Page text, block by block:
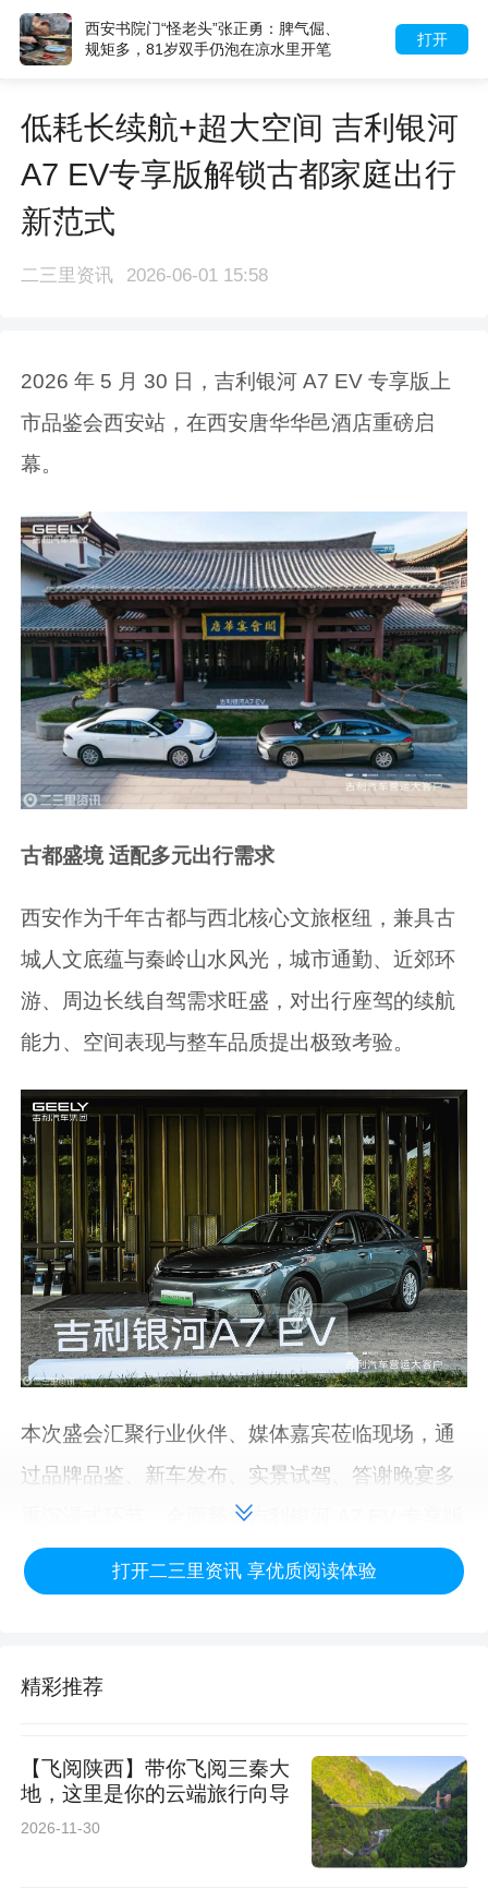
打开
西安书院门“怪老头”张正勇：脾气倔、
规矩多，81岁双手仍泡在凉水里开笔
低耗长续航+超大空间 吉利银河
A7 EV专享版解锁古都家庭出行
新范式
二三里资讯 2026-06-01 15:58
2026 年 5 月 30 日，吉利银河 A7 EV 专享版上
市品鉴会西安站，在西安唐华华邑酒店重磅启
幕。
古都盛境 适配多元出行需求
西安作为千年古都与西北核心文旅枢纽，兼具古
城人文底蕴与秦岭山水风光，城市通勤、近郊环
游、周边长线自驾需求旺盛，对出行座驾的续航
能力、空间表现与整车品质提出极致考验。
本次盛会汇聚行业伙伴、媒体嘉宾莅临现场，通
过品牌品鉴、新车发布、实景试驾、答谢晚宴多
重沉浸式环节，全面释放吉利银河 A7 EV 专享版
硬核产品实力，为西安新能源乘用车市场注入全
新活力，增添高品质纯电出行优选。车型凭借超
从容覆盖日常通勤、家庭出游、长途远行多场景
嘉宾云集 共鉴银河美学
打开二三里资讯 享优质阅读体验
精彩推荐
【飞阅陕西】带你飞阅三秦大
地，这里是你的云端旅行向导
2026-11-30